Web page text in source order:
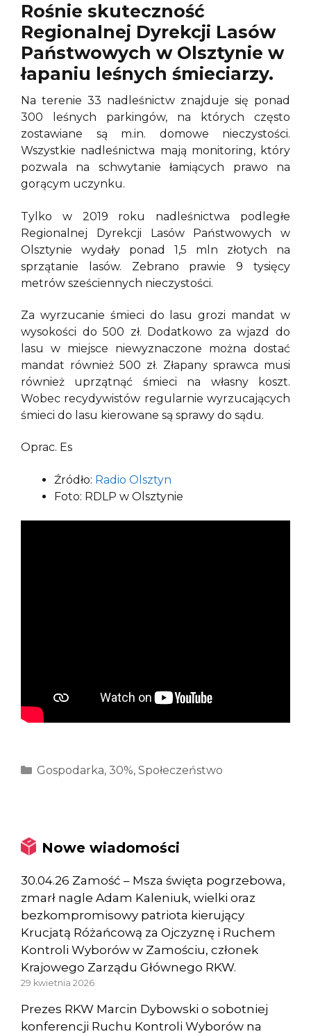
Rośnie skuteczność
Regionalnej Dyrekcji Lasów
Państwowych w Olsztynie w
łapaniu leśnych śmieciarzy.
Na terenie 33 nadleśnictw znajduje się ponad
300 leśnych parkingów, na których często
zostawiane są m.in. domowe nieczystości.
Wszystkie nadleśnictwa mają monitoring, który
pozwala na schwytanie łamiących prawo na
gorącym uczynku.
Tylko w 2019 roku nadleśnictwa podległe
Regionalnej Dyrekcji Lasów Państwowych w
Olsztynie wydały ponad 1,5 mln złotych na
sprzątanie lasów. Zebrano prawie 9 tysięcy
metrów sześciennych nieczystości.
Za wyrzucanie śmieci do lasu grozi mandat w
wysokości do 500 zł. Dodatkowo za wjazd do
lasu w miejsce niewyznaczone można dostać
mandat również 500 zł. Złapany sprawca musi
również uprzątnąć śmieci na własny koszt.
Wobec recydywistów regularnie wyrzucających
śmieci do lasu kierowane są sprawy do sądu.
Oprac. Es
Źródło: Radio Olsztyn
Foto: RDLP w Olsztynie
Kategorie
Gospodarka, 30%, Społeczeństwo
Nowe wiadomości
30.04.26 Zamość – Msza święta pogrzebowa,
zmarł nagle Adam Kaleniuk, wielki oraz
bezkompromisowy patriota kierujący
Krucjatą Różańcową za Ojczyznę i Ruchem
Kontroli Wyborów w Zamościu, członek
Krajowego Zarządu Głównego RKW.
29 kwietnia 2026
Prezes RKW Marcin Dybowski o sobotniej
konferencji Ruchu Kontroli Wyborów na